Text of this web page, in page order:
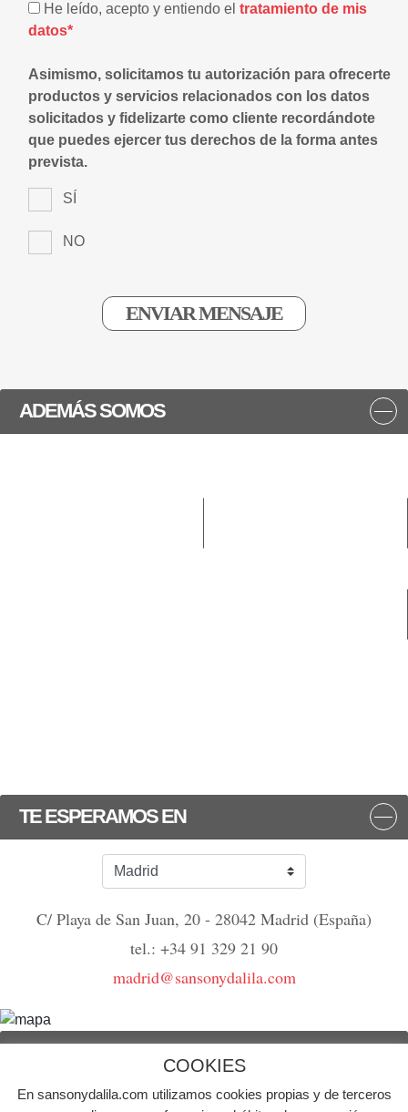
He leído, acepto y entiendo el tratamiento de mis
datos*
Asimismo, solicitamos tu autorización para ofrecerte
productos y servicios relacionados con los datos
solicitados y fidelizarte como cliente recordándote
que puedes ejercer tus derechos de la forma antes
prevista.
SÍ
NO
ADEMÁS SOMOS
TE ESPERAMOS EN
C/ Playa de San Juan, 20 - 28042 Madrid (España)
tel.: +34 91 329 21 90
madrid@sansonydalila.com
© Agencia de publicidad Sansón y Dalila | Todos los derechos reservados
COOKIES
En sansonydalila.com utilizamos cookies propias y de terceros